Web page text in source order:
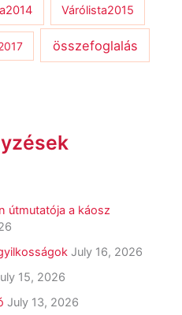
Várólista2015
összefoglalás
útmutatója a káosz
July 16, 2026
15, 2026
July 13, 2026